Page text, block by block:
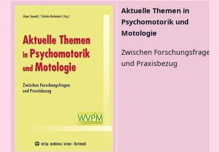
Aktuelle Themen in
Psychomotorik und
Motologie
Zwischen Forschungsfragen
und Praxisbezug